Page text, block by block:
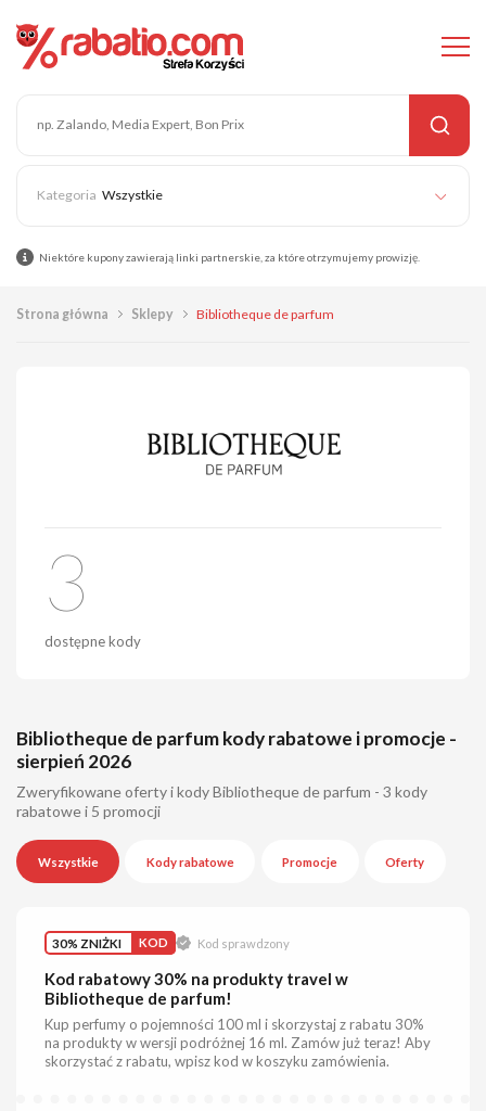
Wszystkie
Niektóre kupony zawierają linki partnerskie, za które otrzymujemy prowizję.
Strona główna Sklepy Bibliotheque de parfum
3
dostępne kody
Bibliotheque de parfum kody rabatowe i promocje -
sierpień 2026
Zweryfikowane oferty i kody Bibliotheque de parfum - 3 kody
rabatowe i 5 promocji
Wszystkie Kody rabatowe Promocje Oferty
30% ZNIŻKI KOD Kod sprawdzony
Kod rabatowy 30% na produkty travel w
Bibliotheque de parfum!
Kup perfumy o pojemności 100 ml i skorzystaj z rabatu 30%
na produkty w wersji podróżnej 16 ml. Zamów już teraz! Aby
skorzystać z rabatu, wpisz kod w koszyku zamówienia.